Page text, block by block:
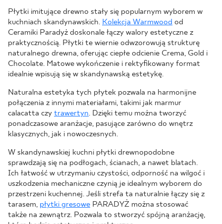
Płytki imitujące drewno stały się popularnym wyborem w
kuchniach skandynawskich. Kolekcja Warmwood od
Ceramiki Paradyż doskonale łączy walory estetyczne z
praktycznością. Płytki te wiernie odwzorowują strukturę
naturalnego drewna, oferując ciepłe odcienie Crema, Gold i
Chocolate. Matowe wykończenie i rektyfikowany format
idealnie wpisują się w skandynawską estetykę.
Naturalna estetyka tych płytek pozwala na harmonijne
połączenia z innymi materiałami, takimi jak marmur
calacatta czy trawertyn. Dzięki temu można tworzyć
ponadczasowe aranżacje, pasujące zarówno do wnętrz
klasycznych, jak i nowoczesnych.
W skandynawskiej kuchni płytki drewnopodobne
sprawdzają się na podłogach, ścianach, a nawet blatach.
Ich łatwość w utrzymaniu czystości, odporność na wilgoć i
uszkodzenia mechaniczne czynią je idealnym wyborem do
przestrzeni kuchennej. Jeśli strefa ta naturalnie łączy się z
tarasem, płytki gresowe PARADYŻ można stosować
także na zewnątrz. Pozwala to stworzyć spójną aranżację,